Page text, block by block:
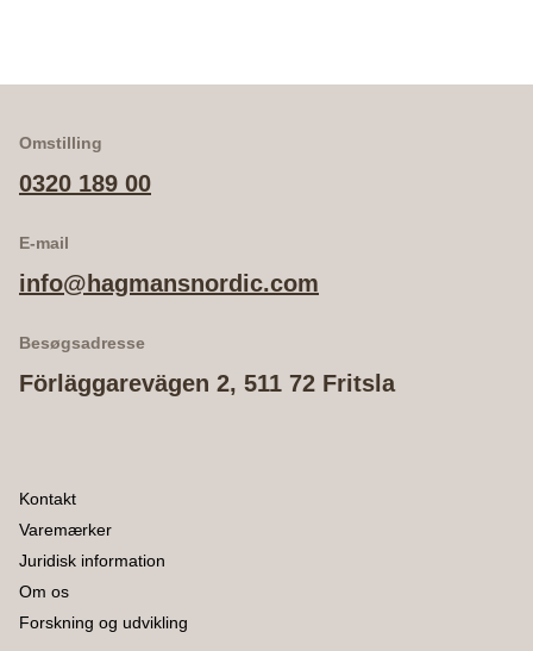
Omstilling
0320 189 00
E-mail
info@hagmansnordic.com
Besøgsadresse
Förläggarevägen 2, 511 72 Fritsla
Kontakt
Varemærker
Juridisk information
Om os
Forskning og udvikling